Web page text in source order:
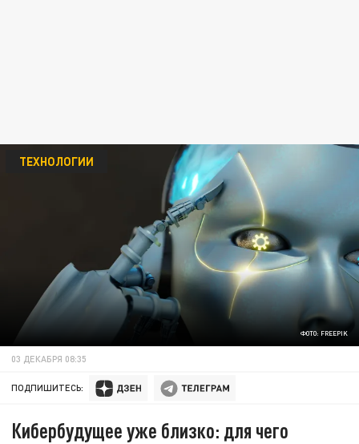
ФОТО: FREEPIK
ТЕХНОЛОГИИ
03 ДЕКАБРЯ 08:35
ПОДПИШИТЕСЬ:
Кибербудущее уже близко: для чего